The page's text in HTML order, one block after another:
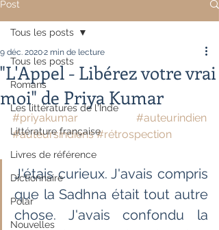
Post
Tous les posts
Romans
Les littératures de l'Inde
Littérature française
Livres de référence
Dictionnaire
Polar
Nouvelles
Tous les posts
"L'Appel - Libérez votre vrai
moi" de Priya Kumar
9 déc. 20202 min de lecture
#priyakumar
#auteurindien
#auteursindiens #rétrospection
J'étais curieux. J'avais compris
que la Sadhna était tout autre
chose. J'avais confondu la